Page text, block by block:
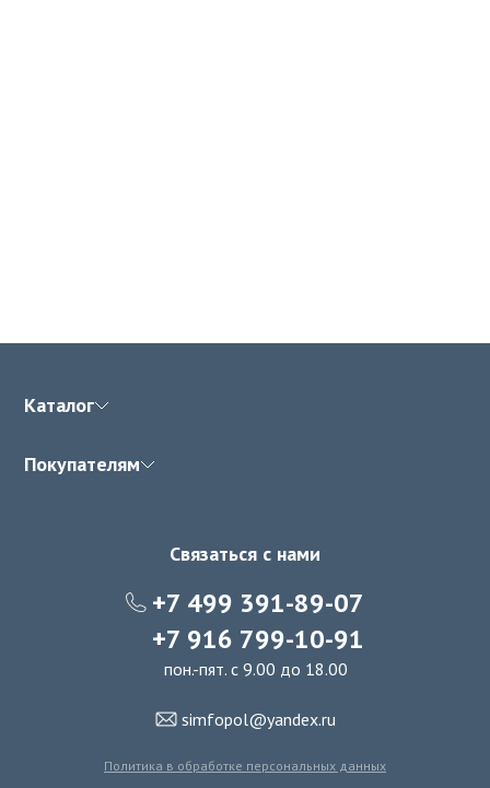
Каталог
Покупателям
Связаться с нами
+7 499 391-89-07
+7 916 799-10-91
пон.-пят. с 9.00 до 18.00
simfopol@yandex.ru
Политика в обработке персональных данных